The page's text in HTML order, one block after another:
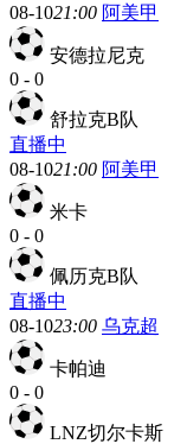
08-1021:00 阿美甲
安德拉尼克
0 - 0
舒拉克B队
直播中
08-1021:00 阿美甲
米卡
0 - 0
佩历克B队
直播中
08-1023:00 乌克超
卡帕迪
0 - 0
LNZ切尔卡斯